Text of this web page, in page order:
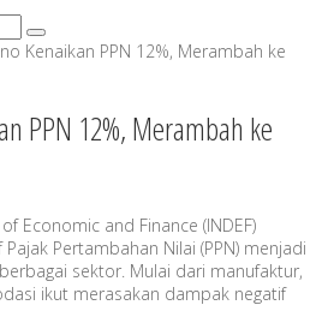
Kenaikan PPN 12%, Merambah ke
PPN 12%, Merambah ke
Economic and Finance (INDEF)
Pertambahan Nilai (PPN) menjadi
sektor. Mulai dari manufaktur,
ikut merasakan dampak negatif